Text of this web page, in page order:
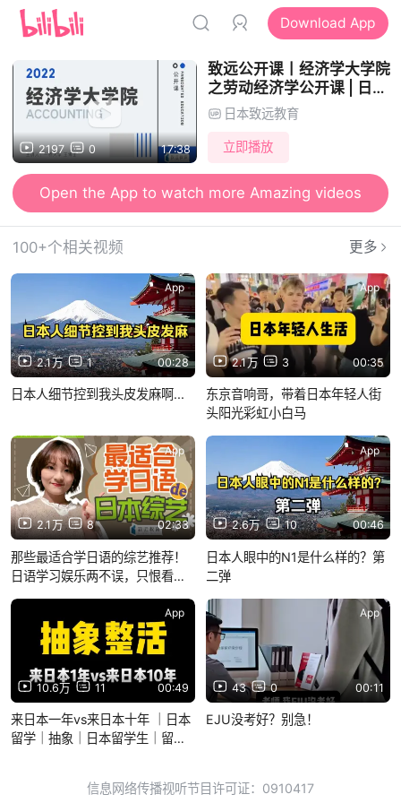
Download App
2197 0 17:38
致远公开课丨经济学大学院
之劳动经济学公开课 | 日本
考研日本致远教育
立即播放
Open the App to watch more Amazing videos
100+个相关视频 更多
2.1万 1 00:28
App
日本人细节控到我头皮发麻啊...
2.1万 3 00:35
App
东京音响哥，带着日本年轻人街
头阳光彩虹小白马
2.1万 8 02:33
App
那些最适合学日语的综艺推荐！
日语学习娱乐两不误，只恨看得
2.6万 10 00:46
App
日本人眼中的N1是什么样的？第
二弹
10.6万 11 00:49
App
来日本一年vs来日本十年 ｜日本
留学｜抽象｜日本留学生｜留学
43 0 00:11
App
EJU没考好？别急！
信息网络传播视听节目许可证：0910417